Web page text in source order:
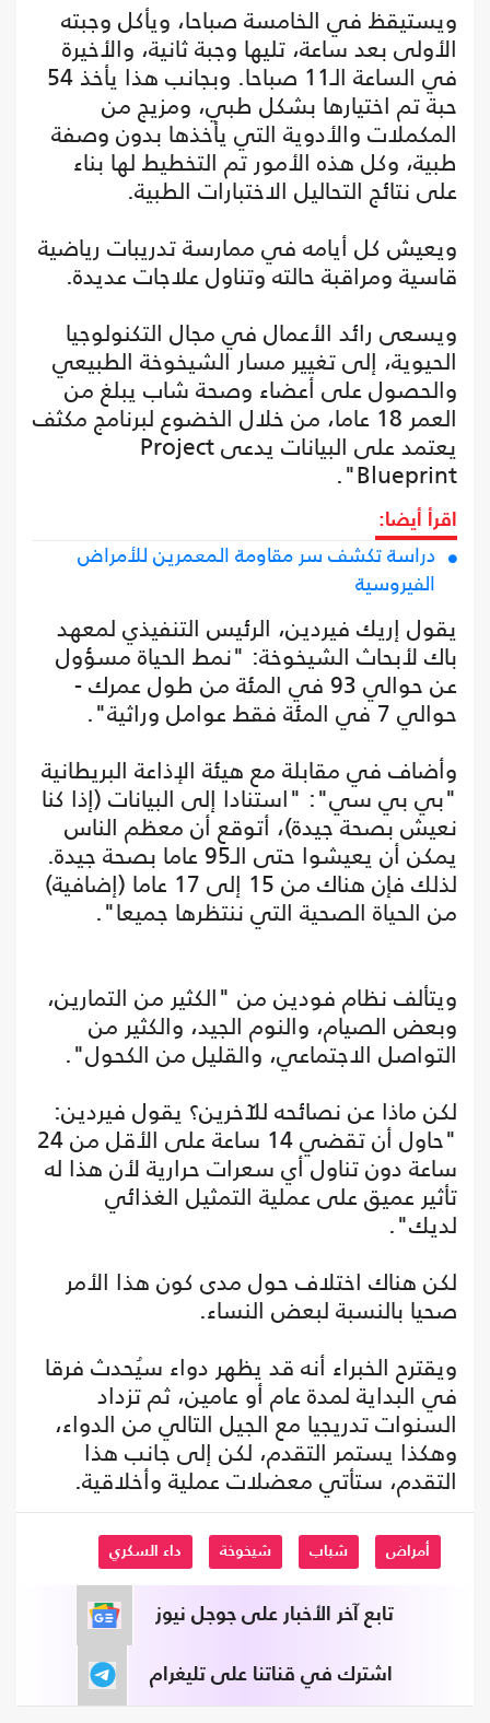
ويستيقظ في الخامسة صباحا، ويأكل وجبته
الأولى بعد ساعة، تليها وجبة ثانية، والأخيرة
في الساعة الـ11 صباحا. وبجانب هذا يأخذ 54
حبة تم اختيارها بشكل طبي، ومزيج من
المكملات والأدوية التي يأخذها بدون وصفة
طبية، وكل هذه الأمور تم التخطيط لها بناء
على نتائج التحاليل الاختبارات الطبية.
ويعيش كل أيامه في ممارسة تدريبات رياضية
قاسية ومراقبة حالته وتناول علاجات عديدة.
ويسعى رائد الأعمال في مجال التكنولوجيا
الحيوية، إلى تغيير مسار الشيخوخة الطبيعي
والحصول على أعضاء وصحة شاب يبلغ من
العمر 18 عاما، من خلال الخضوع لبرنامج مكثف
يعتمد على البيانات يدعى Project
Blueprint".
اقرأ أيضا:
دراسة تكشف سر مقاومة المعمرين للأمراض
الفيروسية
يقول إريك فيردين، الرئيس التنفيذي لمعهد
باك لأبحاث الشيخوخة: "نمط الحياة مسؤول
عن حوالي 93 في المئة من طول عمرك -
حوالي 7 في المئة فقط عوامل وراثية".
وأضاف في مقابلة مع هيئة الإذاعة البريطانية
"بي بي سي": "استنادا إلى البيانات (إذا كنا
نعيش بصحة جيدة)، أتوقع أن معظم الناس
يمكن أن يعيشوا حتى الـ95 عاما بصحة جيدة.
لذلك فإن هناك من 15 إلى 17 عاما (إضافية)
من الحياة الصحية التي ننتظرها جميعا".
ويتألف نظام فودين من "الكثير من التمارين،
وبعض الصيام، والنوم الجيد، والكثير من
التواصل الاجتماعي، والقليل من الكحول".
لكن ماذا عن نصائحه للآخرين؟ يقول فيردين:
"حاول أن تقضي 14 ساعة على الأقل من 24
ساعة دون تناول أي سعرات حرارية لأن هذا له
تأثير عميق على عملية التمثيل الغذائي
لديك".
لكن هناك اختلاف حول مدى كون هذا الأمر
صحيا بالنسبة لبعض النساء.
ويقترح الخبراء أنه قد يظهر دواء سيُحدث فرقا
في البداية لمدة عام أو عامين، ثم تزداد
السنوات تدريجيا مع الجيل التالي من الدواء،
وهكذا يستمر التقدم، لكن إلى جانب هذا
التقدم، ستأتي معضلات عملية وأخلاقية.
أمراض شباب شيخوخة داء السكري
تابع آخر الأخبار على جوجل نيوز
اشترك في قناتنا على تليغرام